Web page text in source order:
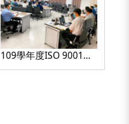
109學年度ISO 9001複
評驗證會議-4